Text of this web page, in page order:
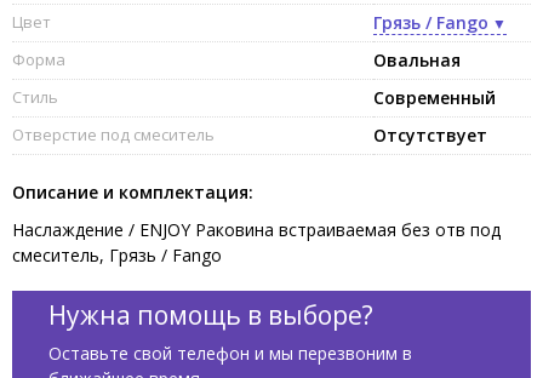
Цвет Грязь / Fango
Форма Овальная
Стиль Современный
Отверстие под смеситель Отсутствует
Описание и комплектация:
Наслаждение / ENJOY Раковина встраиваемая без отв под
смеситель, Грязь / Fango
Нужна помощь в выборе?
Оставьте свой телефон и мы перезвоним в